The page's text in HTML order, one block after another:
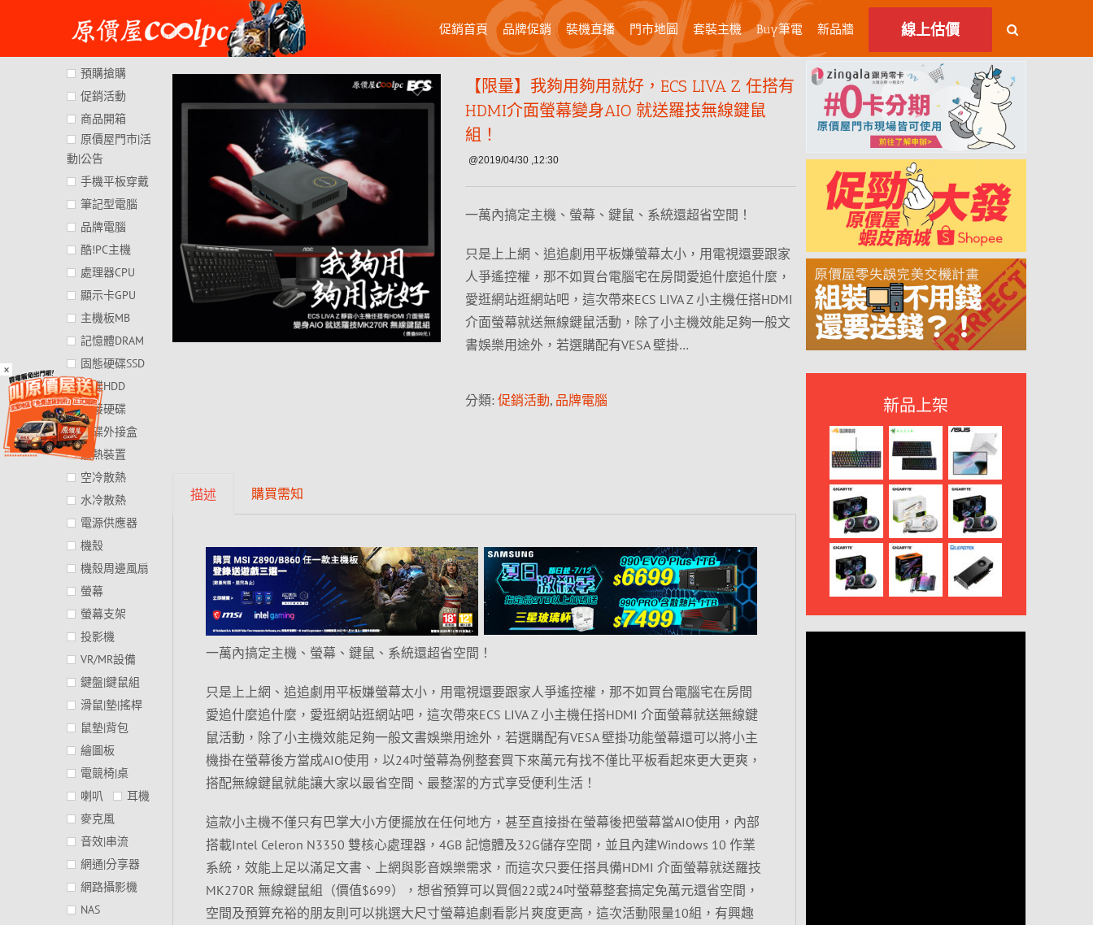
×
content
促銷首頁 品牌促銷 裝機直播 門市地圖 套裝主機 Buy筆電 新品牆 線上估價
【限量】我夠用夠用就好，ECS LIVA Z 任搭有
HDMI介面螢幕變身AIO 就送羅技無線鍵鼠
組！
@2019/04/30 ,12:30
一萬內搞定主機、螢幕、鍵鼠、系統還超省空間！
只是上上網、追追劇用平板嫌螢幕太小，用電視還要跟家
人爭遙控權，那不如買台電腦宅在房間愛追什麼追什麼，
愛逛網站逛網站吧，這次帶來ECS LIVA Z 小主機任搭HDMI
介面螢幕就送無線鍵鼠活動，除了小主機效能足夠一般文
書娛樂用途外，若選購配有VESA 壁掛…
分類: 促銷活動, 品牌電腦
描述 購買需知
一萬內搞定主機、螢幕、鍵鼠、系統還超省空間！
只是上上網、追追劇用平板嫌螢幕太小，用電視還要跟家人爭遙控權，那不如買台電腦宅在房間
愛追什麼追什麼，愛逛網站逛網站吧，這次帶來ECS LIVA Z 小主機任搭HDMI 介面螢幕就送無線鍵
鼠活動，除了小主機效能足夠一般文書娛樂用途外，若選購配有VESA 壁掛功能螢幕還可以將小主
機掛在螢幕後方當成AIO使用，以24吋螢幕為例整套買下來萬元有找不僅比平板看起來更大更爽，
搭配無線鍵鼠就能讓大家以最省空間、最整潔的方式享受便利生活！
這款小主機不僅只有巴掌大小方便擺放在任何地方，甚至直接掛在螢幕後把螢幕當AIO使用，內部
搭載Intel Celeron N3350 雙核心處理器，4GB 記憶體及32G儲存空間，並且內建Windows 10 作業
系統，效能上足以滿足文書、上網與影音娛樂需求，而這次只要任搭具備HDMI 介面螢幕就送羅技
MK270R 無線鍵鼠組（價值$699），想省預算可以買個22或24吋螢幕整套搞定免萬元還省空間，
空間及預算充裕的朋友則可以挑選大尺寸螢幕追劇看影片爽度更高，這次活動限量10組，有興趣
預購搶購
促銷活動
商品開箱
原價屋門市|活
動|公告
手機平板穿戴
筆記型電腦
品牌電腦
酷!PC主機
處理器CPU
顯示卡GPU
主機板MB
記憶體DRAM
固態硬碟SSD
硬碟HDD
外接硬碟
硬碟外接盒
散熱裝置
空冷散熱
水冷散熱
電源供應器
機殼
機殼周邊風扇
螢幕
螢幕支架
投影機
VR/MR設備
鍵盤|鍵鼠組
滑鼠|墊|搖桿
鼠墊|背包
繪圖板
電競椅|桌
喇叭
耳機
麥克風
音效|串流
網通|分享器
網路攝影機
NAS
新品上架